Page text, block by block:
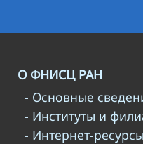
О ФНИСЦ РАН
- Основные
- Институты и
- Интернет-ресурсы